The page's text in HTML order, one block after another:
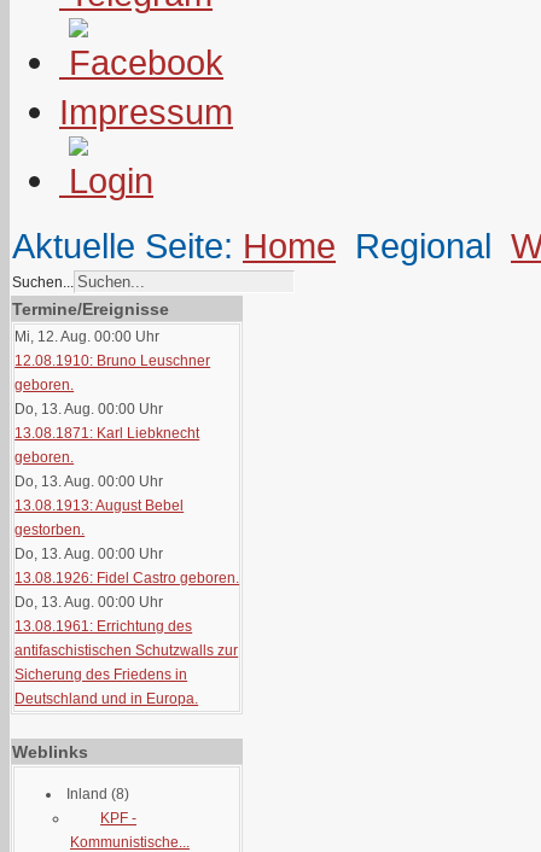
Impressum
Aktuelle Seite: Home Regional
Suchen...
Termine/Ereignisse
Mi, 12. Aug. 00:00 Uhr
12.08.1910: Bruno Leuschner
geboren.
Do, 13. Aug. 00:00 Uhr
13.08.1871: Karl Liebknecht
geboren.
Do, 13. Aug. 00:00 Uhr
13.08.1913: August Bebel
gestorben.
Do, 13. Aug. 00:00 Uhr
13.08.1926: Fidel Castro geboren.
Do, 13. Aug. 00:00 Uhr
13.08.1961: Errichtung des
antifaschistischen Schutzwalls zur
Sicherung des Friedens in
Deutschland und in Europa.
Weblinks
Inland (8)
KPF -
Kommunistische...